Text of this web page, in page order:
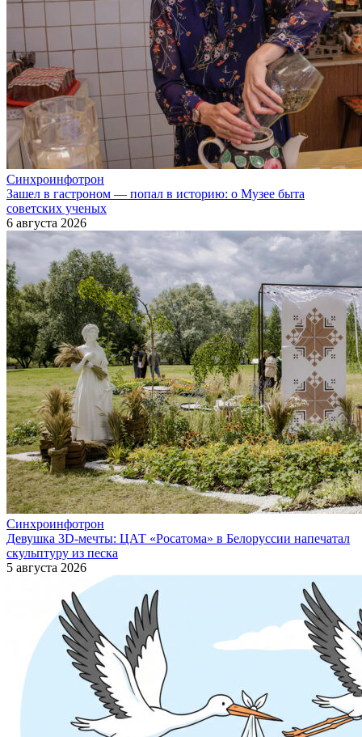
Синхроинфотрон
Зашел в гастроном — попал в историю: о Музее быта
советских ученых
6 августа 2026
Синхроинфотрон
Девушка 3D-мечты: ЦАТ «Росатома» в Белоруссии напечатал
скульптуру из песка
5 августа 2026